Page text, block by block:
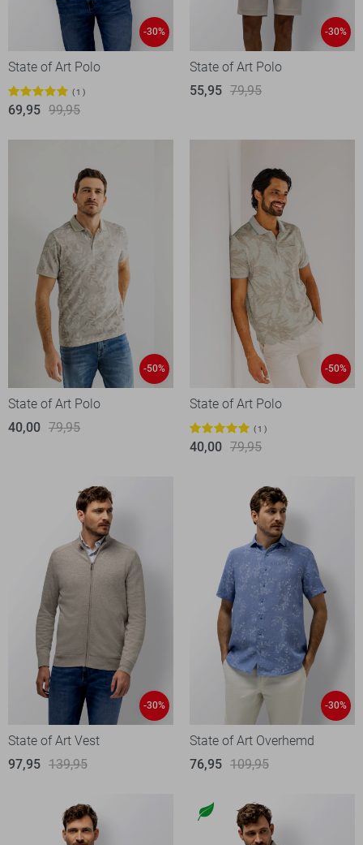
-30%
State of Art Polo
1
69,95 99,95
-30%
State of Art Polo
55,95 79,95
-50%
State of Art Polo
40,00 79,95
-50%
State of Art Polo
1
40,00 79,95
-30%
State of Art Vest
97,95 139,95
-30%
State of Art Overhemd
76,95 109,95